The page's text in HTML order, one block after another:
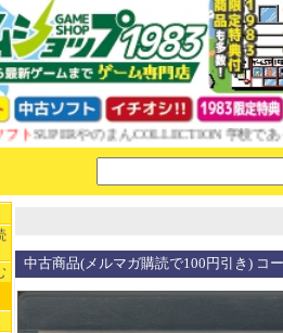
やのまんCOLLECTION 学校であっ
中古商品(メルマガ購読で100円引き) コ